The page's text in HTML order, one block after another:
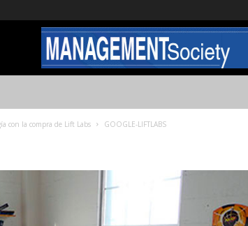
con la compra de Lift Labs GOOGLE-LIFTLABS